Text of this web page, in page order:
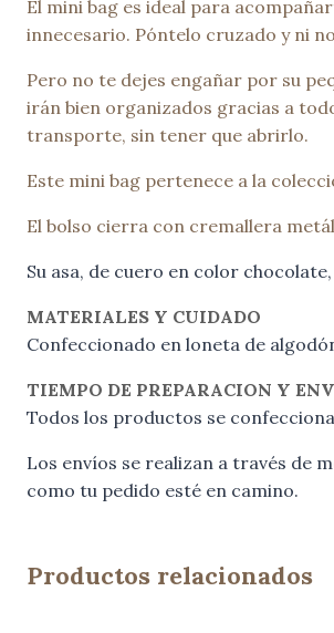
El mini bag es ideal para
innecesario. Póntelo cruzado y ni
Pero no te dejes engañar por su
irán bien organizados gracias a
transporte, sin tener que abrirlo.
Este mini bag pertenece a la
El bolso cierra con cremallera
Su asa, de cuero en color
MATERIALES Y CUIDADO
Confeccionado en loneta de
TIEMPO DE PREPARACION Y
Todos los productos se
Los envíos se realizan a través de
como tu pedido esté en camino.
Productos relacionados